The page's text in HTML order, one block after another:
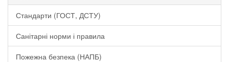
Стандарти (ГОСТ, ДСТУ)
Санітарні норми і правила
Пожежна безпека (НАПБ)